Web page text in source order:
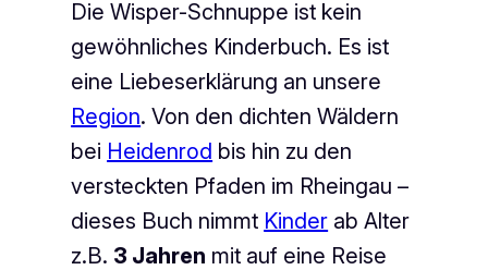
Die Wisper-Schnuppe ist kein
gewöhnliches Kinderbuch. Es ist
eine Liebeserklärung an unsere
Region. Von den dichten Wäldern
bei Heidenrod bis hin zu den
versteckten Pfaden im Rheingau –
dieses Buch nimmt Kinder ab Alter
z.B. 3 Jahren mit auf eine Reise